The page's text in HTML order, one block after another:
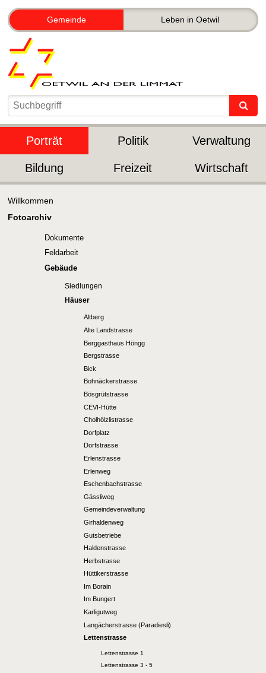
Gemeinde Leben in Oetwil
Porträt Politik Verwaltung
Bildung Freizeit Wirtschaft
Willkommen
Fotoarchiv
Dokumente
Feldarbeit
Gebäude
Siedlungen
Häuser
Altberg
Alte Landstrasse
Berggasthaus Höngg
Bergstrasse
Bick
Bohnäckerstrasse
Bösgrütstrasse
CEVI-Hütte
Cholhölzlistrasse
Dorfplatz
Dorfstrasse
Erlenstrasse
Erlenweg
Eschenbachstrasse
Gässliweg
Gemeindeverwaltung
Girhaldenweg
Gutsbetriebe
Haldenstrasse
Herbstrasse
Hüttikerstrasse
Im Borain
Im Bungert
Karligutweg
Langächerstrasse (Paradiesli)
Lettenstrasse
Lettenstrasse 1
Lettenstrasse 3 - 5